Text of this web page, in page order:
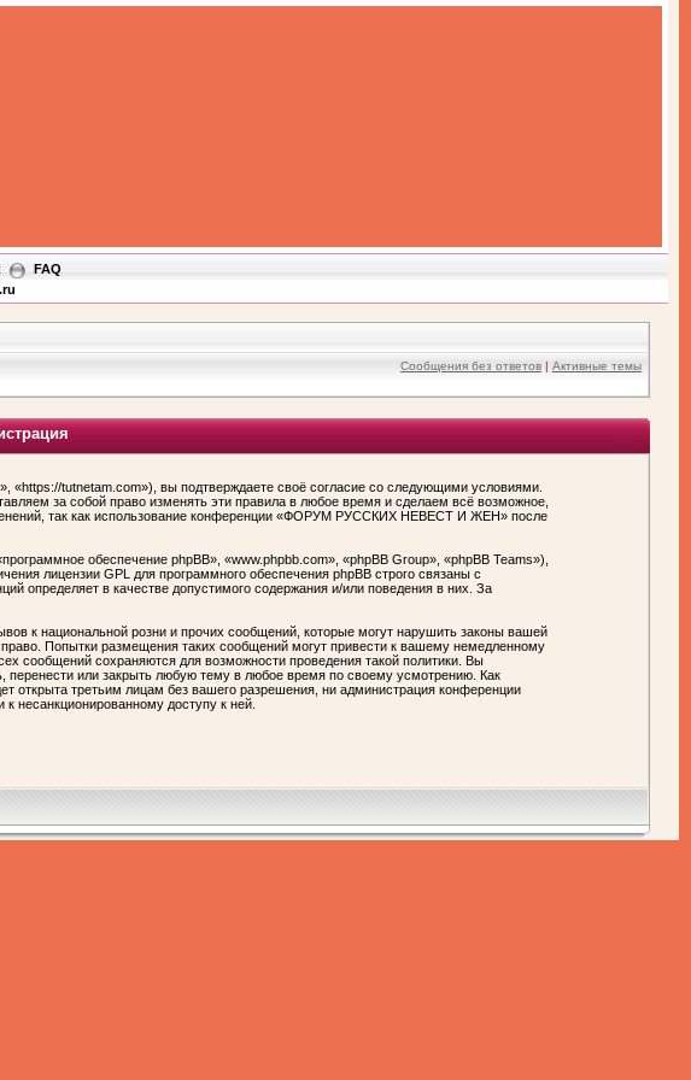
FAQ
Сообщения без ответов | Активные темы
tutnetam.com»), вы подтверждаете своё согласие со следующими условиями.
за собой право изменять эти правила в любое время и сделаем всё возможное,
так как использование конференции «ФОРУМ РУССКИХ НЕВЕСТ И ЖЕН» после
обеспечение phpBB», «www.phpbb.com», «phpBB Group», «phpBB Teams»),
лицензии GPL для программного обеспечения phpBB строго связаны с
определяет в качестве допустимого содержания и/или поведения в них. За
к национальной розни и прочих сообщений, которые могут нарушить законы вашей
Попытки размещения таких сообщений могут привести к вашему немедленному
сообщений сохраняются для возможности проведения такой политики. Вы
или закрыть любую тему в любое время по своему усмотрению. Как
открыта третьим лицам без вашего разрешения, ни администрация конференции
доступу к ней.